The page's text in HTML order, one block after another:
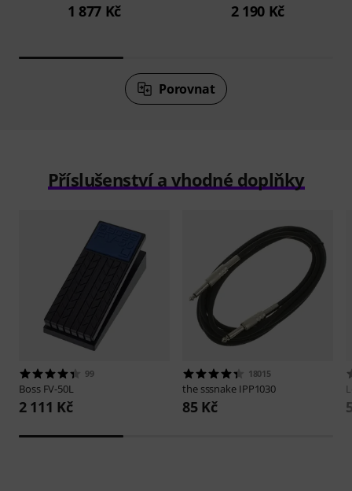
1 877 Kč 2 190 Kč
Porovnat
Příslušenství a vhodné doplňky
99
Boss FV-50L
2 111 Kč
18015
the sssnake IPP1030
85 Kč